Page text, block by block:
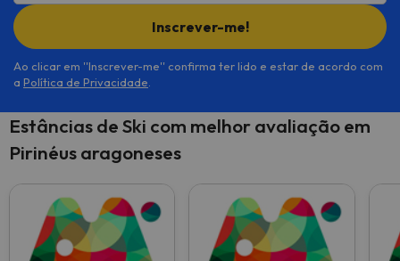
Inscrever-me!
Ao clicar em ''Inscrever-me'' confirma ter lido e estar de acordo com
a Política de Privacidade
Estâncias de Ski com melhor avaliação em
Pirinéus aragoneses